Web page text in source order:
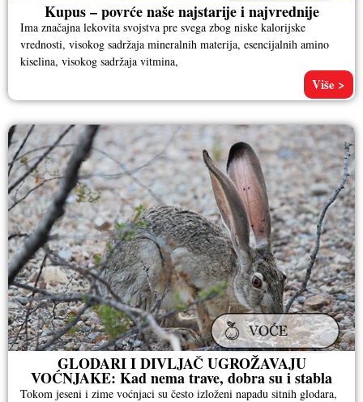
Kupus – povrće naše najstarije i najvrednije
Ima značajna lekovita svojstva pre svega zbog niske kalorijske
vrednosti, visokog sadržaja mineralnih materija, esencijalnih amino
kiselina, visokog sadržaja vitmina,
Više >
GLODARI I DIVLJAČ UGROŽAVAJU
VOĆNJAKE: Kad nema trave, dobra su i stabla
Tokom jeseni i zime voćnjaci su često izloženi napadu sitnih glodara,